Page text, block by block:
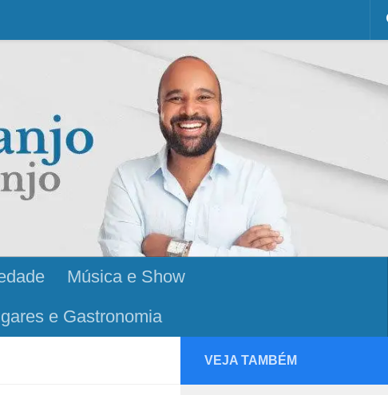
Música e Show
e Gastronomia
VEJA TAMBÉM